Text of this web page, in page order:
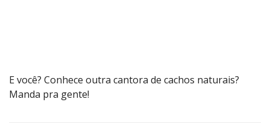
E você? Conhece outra cantora de cachos naturais?
Manda pra gente!